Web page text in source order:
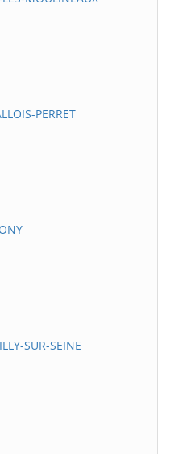
PERRET
SUR-SEINE